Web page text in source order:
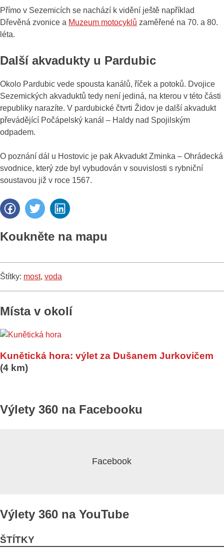
Přímo v Sezemicích se nachází k vidění ještě například
Dřevěná zvonice a Muzeum motocyklů zaměřené na 70. a 80.
léta.
Další akvadukty u Pardubic
Okolo Pardubic vede spousta kanálů, říček a potoků. Dvojice
Sezemických akvaduktů tedy není jediná, na kterou v této části
republiky narazíte. V pardubické čtvrti Židov je další akvadukt
převádějící Počápelský kanál – Haldy nad Spojilským
odpadem.
O poznání dál u Hostovic je pak Akvadukt Zminka – Ohrádecká
svodnice, který zde byl vybudován v souvislosti s rybniční
soustavou již v roce 1567.
Koukněte na mapu
Štítky: most, voda
Místa v okolí
Kunětická hora: výlet za Dušanem Jurkovičem
(4 km)
Výlety 360 na Facebooku
Výlety 360 na YouTube
ŠTÍTKY